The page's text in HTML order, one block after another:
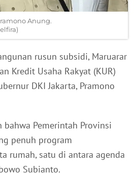
Anung.
rusun subsidi, Maruarar
Kredit Usaha Rakyat (KUR)
DKI Jakarta, Pramono
bahwa Pemerintah Provinsi
penuh program
rumah, satu di antara agenda
Subianto.